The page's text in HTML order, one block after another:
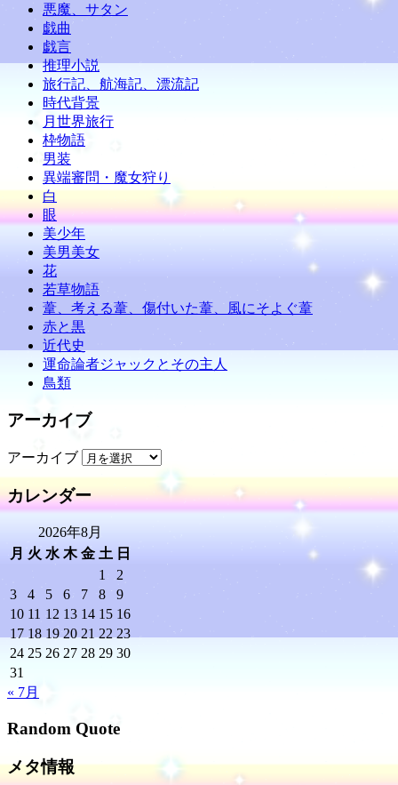
悪魔、サタン
戯曲
戯言
推理小説
旅行記、航海記、漂流記
時代背景
月世界旅行
枠物語
男装
異端審問・魔女狩り
白
眼
美少年
美男美女
花
若草物語
葦、考える葦、傷付いた葦、風にそよぐ葦
赤と黒
近代史
運命論者ジャックとその主人
鳥類
アーカイブ
アーカイブ
カレンダー
2026年8月
月 火 水 木 金 土 日
1
2
3
4 5 6 7 8
9
10 11 12 13 14 15 16
17 18 19 20 21 22 23
24 25 26 27 28 29 30
31
« 7月
Random Quote
メタ情報